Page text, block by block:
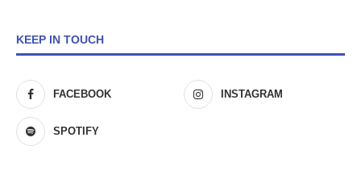
KEEP IN TOUCH
FACEBOOK INSTAGRAM
SPOTIFY